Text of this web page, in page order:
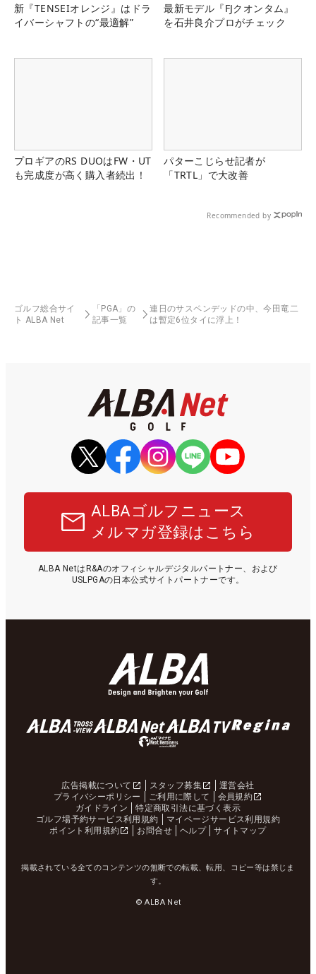
新『TENSEIオレンジ』はドラ
イバーシャフトの“最適解”
最新モデル『FJクオンタム』
を石井良介プロがチェック
プロギアのRS DUOはFW・UT
も完成度が高く購入者続出！
パターこじらせ記者が
「TRTL」で大改善
Recommended by
ゴルフ総合サイ
ト ALBA Net
「PGA」の
記事一覧
連日のサスペンデッドの中、今田竜二
は暫定6位タイに浮上！
ALBAゴルフニュース
メルマガ登録はこちら
ALBA NetはR&Aのオフィシャルデジタルパートナー、および
USLPGAの日本公式サイトパートナーです。
広告掲載について スタッフ募集
運営会社
プライバシーポリシー
ご利用に際して
会員規約
ガイドライン
特定商取引法に基づく表示
ゴルフ場予約サービス利用規約
マイページサービス利用規約
ポイント利用規約
お問合せ ヘルプ サイトマップ
掲載されている全てのコンテンツの無断での転載、転用、コピー等は禁じま
す。
© ALBA Net